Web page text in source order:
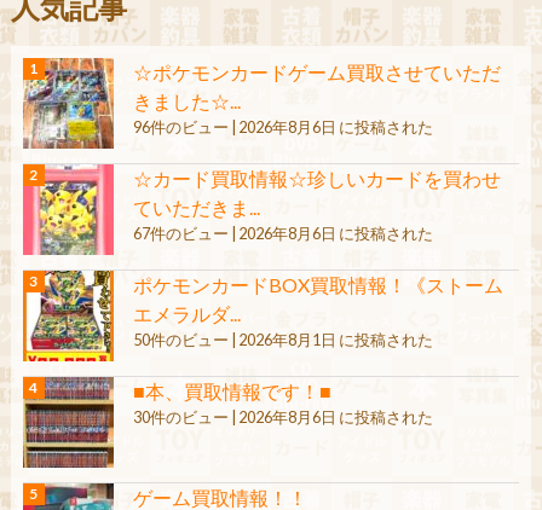
☆ポケモンカードゲーム買取させていただ
きました☆...
96件のビュー 2026年8月6日 に投稿された
☆カード買取情報☆珍しいカードを買わせ
ていただきま...
67件のビュー 2026年8月6日 に投稿された
ポケモンカードBOX買取情報！《ストーム
エメラルダ...
50件のビュー 2026年8月1日 に投稿された
■本、買取情報です！■
30件のビュー 2026年8月6日 に投稿された
ゲーム買取情報！！